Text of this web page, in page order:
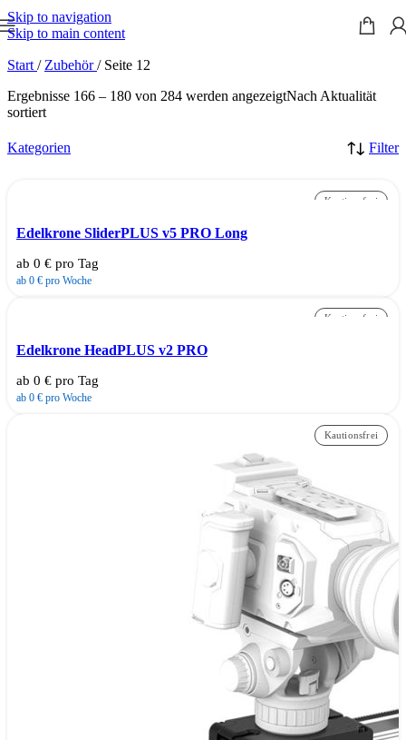
Skip to navigation
Skip to main content
Start / Zubehör/ Seite 12
Ergebnisse 166 – 180 von 284 werden angezeigtNach Aktualität
sortiert
Kategorien Filter
Kautionsfrei
Edelkrone SliderPLUS v5 PRO Long
ab 0 € pro Tag
ab 0 € pro Woche
Kautionsfrei
Edelkrone HeadPLUS v2 PRO
ab 0 € pro Tag
ab 0 € pro Woche
Kautionsfrei